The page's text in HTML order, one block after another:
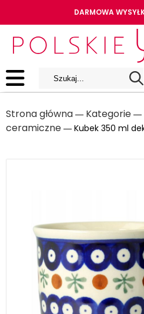
DARMOWA
Strona główna ― Kategorie ―
ceramiczne ― Kubek 350 ml